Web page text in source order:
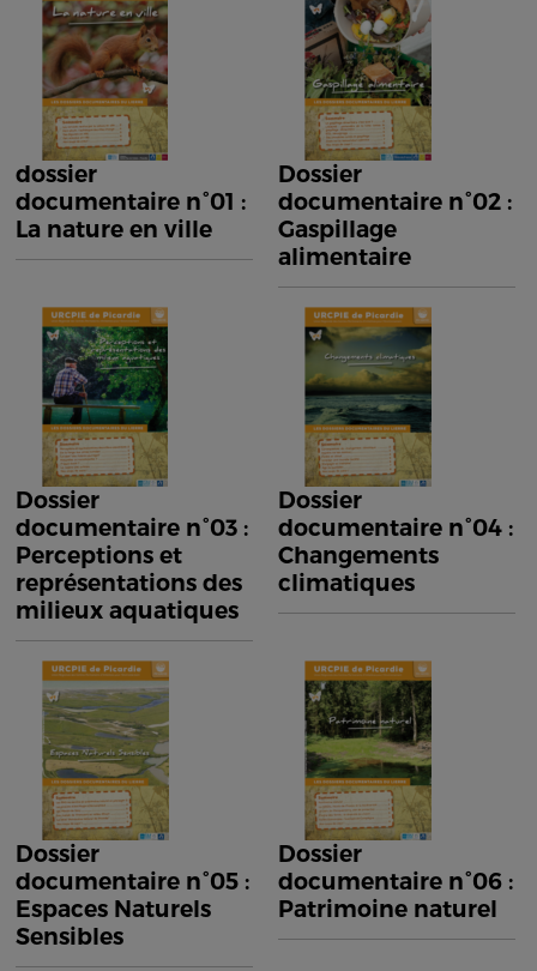
dossier
documentaire n°01 :
La nature en ville
Dossier
documentaire n°02 :
Gaspillage
alimentaire
Dossier
documentaire n°03 :
Perceptions et
représentations des
milieux aquatiques
Dossier
documentaire n°04 :
Changements
climatiques
Dossier
documentaire n°05 :
Espaces Naturels
Sensibles
Dossier
documentaire n°06 :
Patrimoine naturel